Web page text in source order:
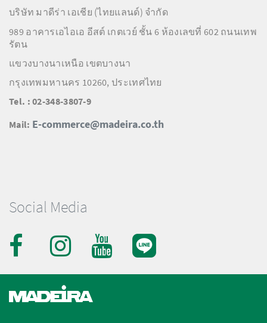
Social Media
บริษัท มาดีร่า เอเชีย (ไทยแลนด์) จำกัด
989 อาคารเอไอเอ อีสต์ เกตเวย์ ชั้น 6 ห้องเลขที่ 602 ถนนเทพ
รัตน
แขวงบางนาเหนือ เขตบางนา
กรุงเทพมหานคร 10260, ประเทศไทย
Tel. : 02-348-3807-9
Mail: E-commerce@madeira.co.th